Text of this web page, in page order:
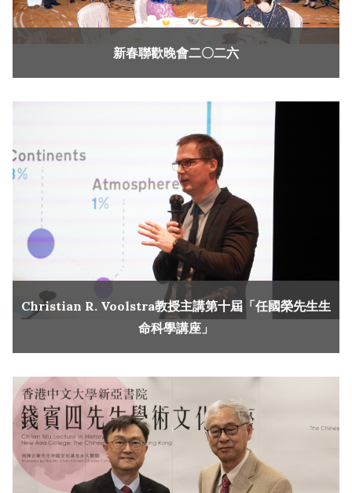
新春聯歡晚會二〇二六
Christian R. Voolstra教授主講第十屆「任國榮先生生
命科學講座」